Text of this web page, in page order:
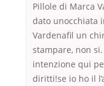
Pillole di Marca
dato unocchiata
Vardenafil un
stampare, non
intenzione qui
diritti!se io ho il